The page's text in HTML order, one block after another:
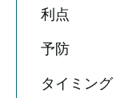
利点
予防
タイミング